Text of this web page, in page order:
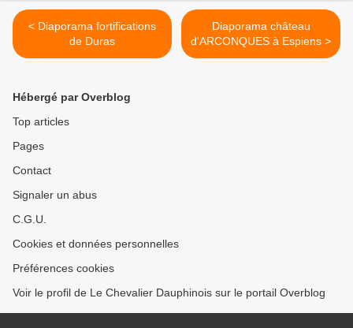
< Diaporama fortifications
de Duras
Diaporama château
d'ARCONQUES à Espiens >
Hébergé par Overblog
Top articles
Pages
Contact
Signaler un abus
C.G.U.
Cookies et données personnelles
Préférences cookies
Voir le profil de Le Chevalier Dauphinois sur le portail Overblog